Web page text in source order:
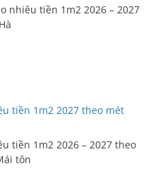
nhiêu tiền 1m2 2026 – 2027
tiền 1m2 2027 theo mét
tiền 1m2 2026 – 2027 theo
tôn